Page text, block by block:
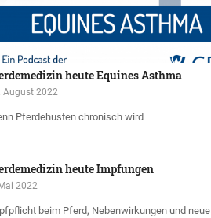
heute Equines Asthma
August 2022
Pferdehusten chronisch wird
heute Impfungen
2022
beim Pferd, Nebenwirkungen und neue